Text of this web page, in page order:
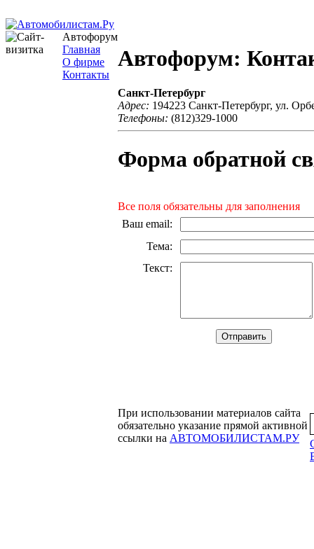
Автофорум
Главная
О фирме
Контакты
Автофорум:
Санкт-Петербург
Адрес: 194223 Санкт-Петербург, ул.
Телефоны: (812)329-1000
Форма обратной
Все поля обязательны для заполнения
Ваш email:
Тема:
Текст:
При использовании материалов сайта
обязательно указание прямой активной
ссылки на АВТОМОБИЛИСТАМ.РУ